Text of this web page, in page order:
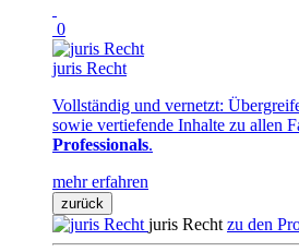
0
juris Recht
Vollständig und vernetzt:
sowie vertiefende Inhalte zu allen
Professionals.
mehr erfahren
zurück
juris Recht zu den